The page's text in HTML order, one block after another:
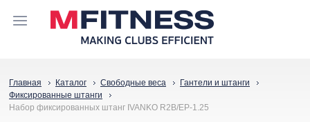
Главная Каталог Свободные веса
Гантели и штанги
Фиксированные штанги
Набор фиксированных штанг IVANKO R2B/EP-1.25